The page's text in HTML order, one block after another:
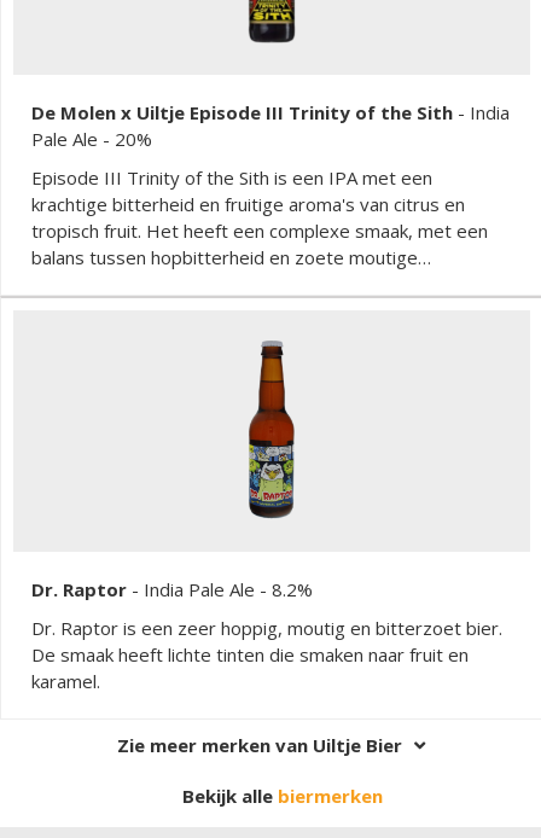
De Molen x Uiltje Episode III Trinity of the Sith - India
Pale Ale - 20%
Episode III Trinity of the Sith is een IPA met een
krachtige bitterheid en fruitige aroma's van citrus en
tropisch fruit. Het heeft een complexe smaak, met een
balans tussen hopbitterheid en zoete moutige
Dr. Raptor - India Pale Ale - 8.2%
Dr. Raptor is een zeer hoppig, moutig en bitterzoet bier.
De smaak heeft lichte tinten die smaken naar fruit en
karamel.
Zie meer merken van Uiltje Bier
Bekijk alle biermerken